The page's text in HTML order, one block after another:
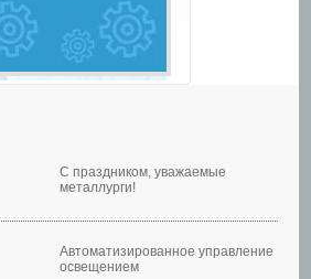
С праздником, уважаемые
металлурги!
Автоматизированное управление
освещением